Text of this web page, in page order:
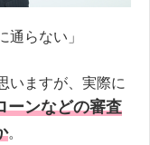
通らない」
いますが、実際に
ーンなどの審査
。